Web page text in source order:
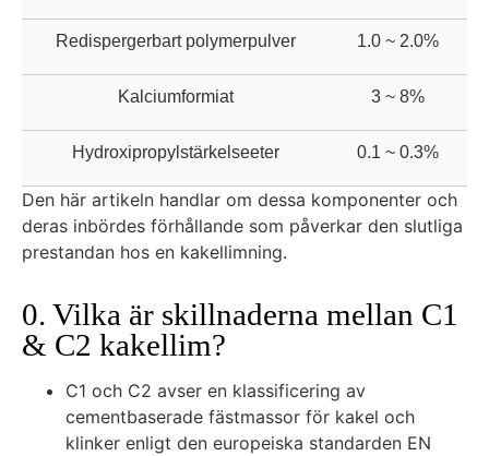
Redispergerbart polymerpulver 1.0 ~ 2.0%
Kalciumformiat 3 ~ 8%
Hydroxipropylstärkelseeter 0.1 ~ 0.3%
Den här artikeln handlar om dessa komponenter och
deras inbördes förhållande som påverkar den slutliga
prestandan hos en kakellimning.
0. Vilka är skillnaderna mellan C1
& C2 kakellim?
C1 och C2 avser en klassificering av
cementbaserade fästmassor för kakel och
klinker enligt den europeiska standarden EN